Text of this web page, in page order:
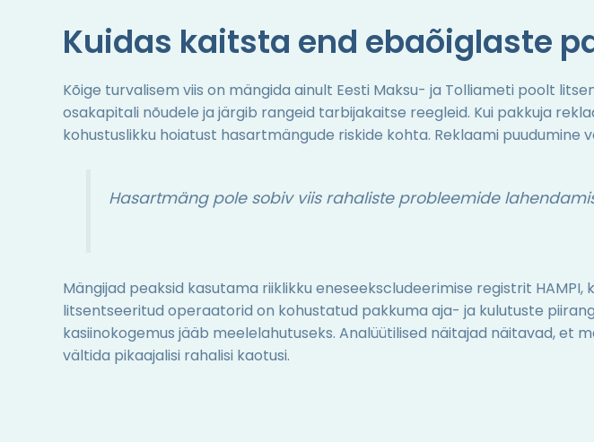
Kuidas kaitsta end ebaõiglaste
Kõige turvalisem viis on mängida ainult Eesti Maksu- ja Tolliameti poolt
osakapitali nõudele ja järgib rangeid tarbijakaitse reegleid. Kui pakkuja
kohustuslikku hoiatust hasartmängude riskide kohta. Reklaami puudumine
Hasartmäng pole sobiv viis rahaliste probleemide
Mängijad peaksid kasutama riiklikku eneseekscludeerimise registrit
litsentseeritud operaatorid on kohustatud pakkuma aja- ja kulutuste
kasiinokogemus jääb meelelahutuseks. Analüütilised näitajad näitavad, et
vältida pikaajalisi rahalisi kaotusi.